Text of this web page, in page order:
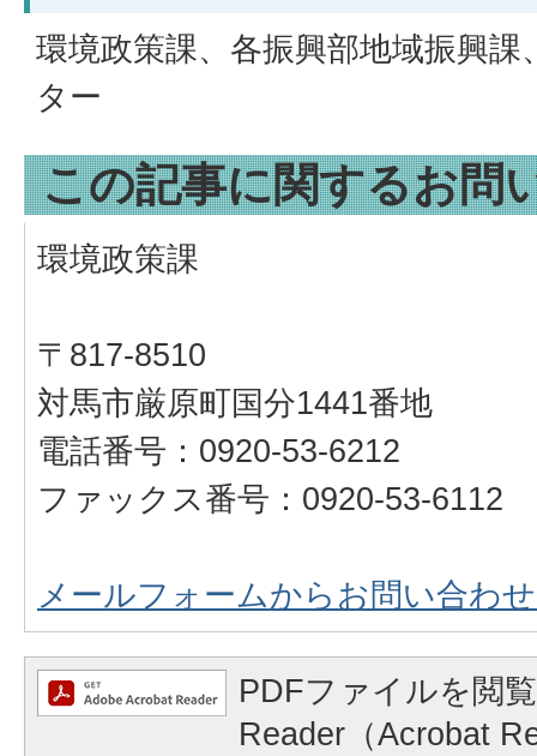
環境政策課、各振興部地域振興
ター
この記事に関するお問
環境政策課
〒817-8510
対馬市厳原町国分1441番地
電話番号：0920-53-6212
ファックス番号：0920-53-6112
メールフォームからお問い合わ
PDFファイルを閲
Reader（Acrobat